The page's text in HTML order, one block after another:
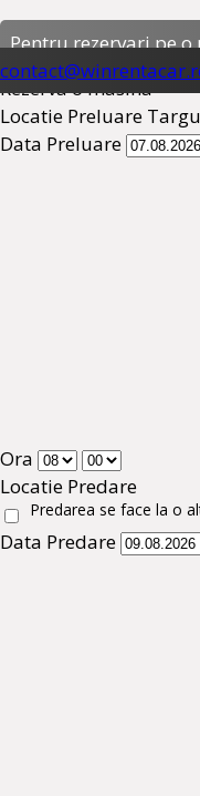
Pentru rezervari pe
Rezerva o masina
Locatie Preluare
Data Preluare
Ora
Locatie Predare
Predarea se face la o
Data Predare